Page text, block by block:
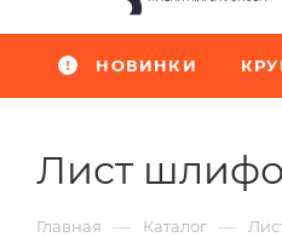
НОВИНКИ
Лист
Главная — Каталог —